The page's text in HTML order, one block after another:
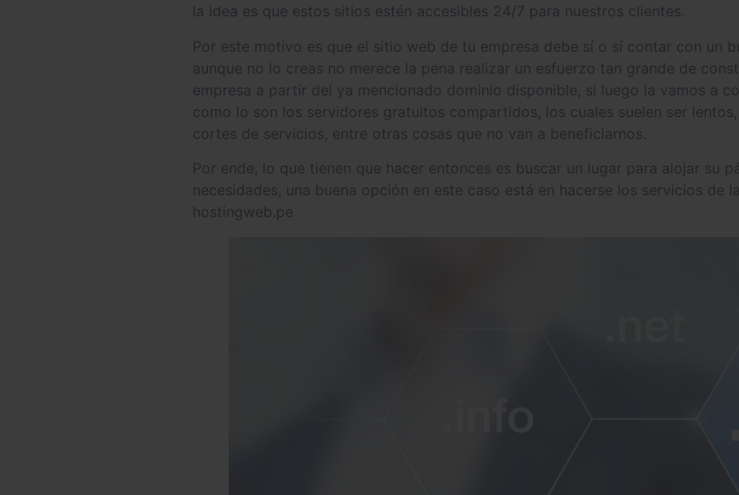
la idea es que estos sitios estén accesibles 24/7 para nuestros clientes.
Por este motivo es que el sitio web de tu empresa debe sí o sí contar con un
aunque no lo creas no merece la pena realizar un esfuerzo tan grande de
empresa a partir del ya mencionado dominio disponible, si luego la vamos a
como lo son los servidores gratuitos compartidos, los cuales suelen ser
cortes de servicios, entre otras cosas que no van a beneficiarnos.
Por ende, lo que tienen que hacer entonces es buscar un lugar para alojar su
necesidades, una buena opción en este caso está en hacerse los servicios de
hostingweb.pe